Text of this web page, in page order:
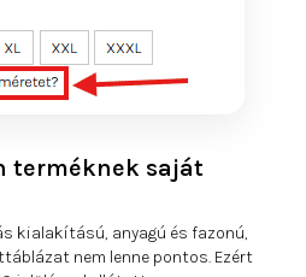
terméknek saját
kialakítású, anyagú és fazonú,
nem lenne pontos. Ezért